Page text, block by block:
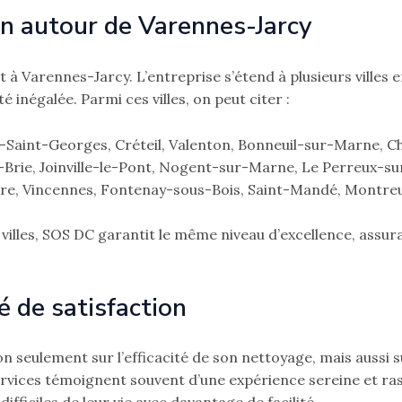
autour de Varennes-Jarcy
à Varennes-Jarcy. L’entreprise s’étend à plusieurs
inégalée. Parmi ces villes, on peut citer :
Georges, Créteil, Valenton, Bonneuil-sur-Marne,
Joinville-le-Pont, Nogent-sur-Marne, Le Perreux-
Vincennes, Fontenay-sous-Bois, Saint-Mandé,
SOS DC garantit le même niveau d’excellence,
de satisfaction
seulement sur l’efficacité de son nettoyage, mais aussi
témoignent souvent d’une expérience sereine et